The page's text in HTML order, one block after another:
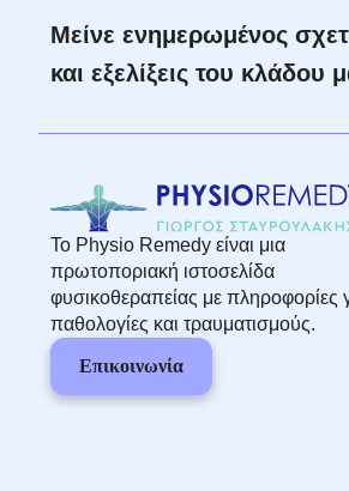
Μείνε ενημερωμένος
και εξελίξεις του κλάδου
Το Physio Remedy είναι μια
πρωτοποριακή ιστοσελίδα
φυσικοθεραπείας με πληροφορίες
παθολογίες και τραυματισμούς.
Επικοινωνία